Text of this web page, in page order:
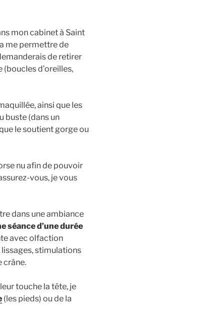
mon cabinet à Saint
me permettre de
de retirer
d’oreilles,
ainsi que les
buste (dans un
le soutient gorge ou
nu afin de pouvoir
vous, je vous
dans une ambiance
séance d’une durée
avec olfaction
lissages, stimulations
crâne.
touche la tête, je
(les pieds) ou de la